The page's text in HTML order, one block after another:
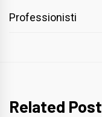
Professionisti
Related Post